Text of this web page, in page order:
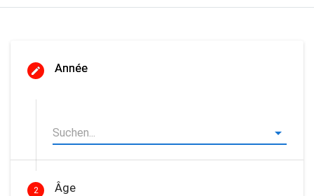
Année
2 Âge